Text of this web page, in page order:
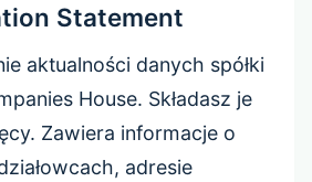
Statement
aktualności danych spółki
House. Składasz je
Zawiera informacje o
adresie